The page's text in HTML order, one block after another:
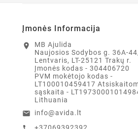
Įmonės Informacija
location_on
MB Ajulida
Naujosios Sodybos g. 36A-44,
Lentvaris, LT-25121 Trakų r.
Įmonės kodas - 304406720
PVM mokėtojo kodas -
LT100010459417
sąskaita -
Lithuania
email info@avida.lt